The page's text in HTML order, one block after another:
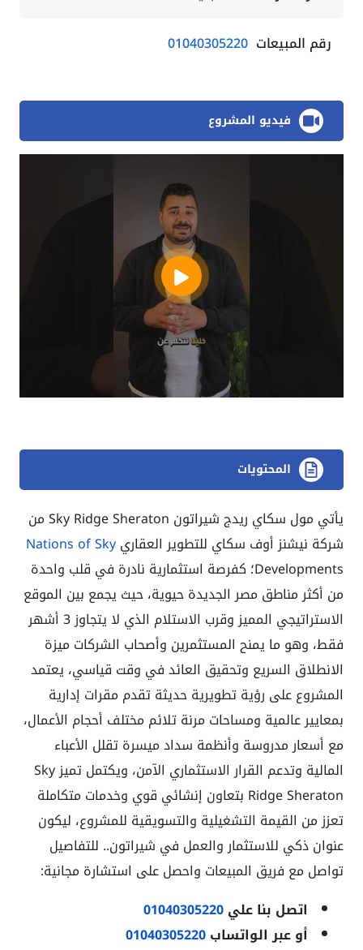
رقم المبيعات 01040305220
فيديو المشروع
المحتويات
يأتي مول سكاي ريدج شيراتون Sky Ridge Sheraton من
شركة نيشنز أوف سكاي للتطوير العقاريNations of Sky
Developments؛ كفرصة استثمارية نادرة في قلب واحدة
من أكثر مناطق مصر الجديدة حيوية، حيث يجمع بين الموقع
الاستراتيجي المميز وقرب الاستلام الذي لا يتجاوز 3 أشهر
فقط، وهو ما يمنح المستثمرين وأصحاب الشركات ميزة
الانطلاق السريع وتحقيق العائد في وقت قياسي، يعتمد
المشروع على رؤية تطويرية حديثة تقدم مقرات إدارية
بمعايير عالمية ومساحات مرنة تلائم مختلف أحجام الأعمال،
مع أسعار مدروسة وأنظمة سداد ميسرة تقلل الأعباء
المالية وتدعم القرار الاستثماري الآمن، ويكتمل تميز Sky
Ridge Sheraton بتعاون إنشائي قوي وخدمات متكاملة
تعزز من القيمة التشغيلية والتسويقية للمشروع، ليكون
عنوان ذكي للاستثمار والعمل في شيراتون.. للتفاصيل
تواصل مع فريق المبيعات واحصل على استشارة مجانية:
اتصل بنا علي01040305220
أو عبر الواتساب01040305220